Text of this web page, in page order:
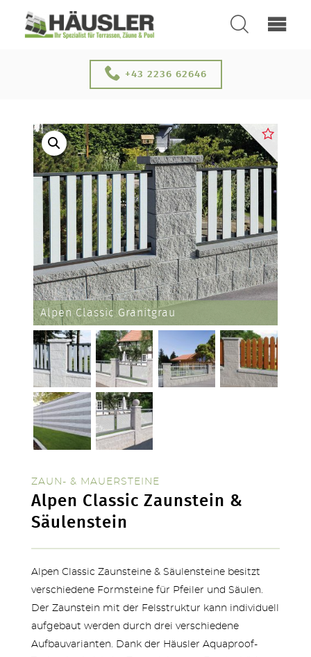
SUCHEN
KONTAKT
SERVICE & NEUHEITEN
TERRASSEN
+43 2236 62646
Alpen Classic Granitgrau
ZAUN- & MAUERSTEINE
Alpen Classic Zaunstein &
Säulenstein
Alpen Classic Zaunsteine & Säulensteine besitzt
verschiedene Formsteine für Pfeiler und Säulen.
Der Zaunstein mit der Felsstruktur kann individuell
aufgebaut werden durch drei verschiedene
Aufbauvarianten. Dank der Häusler Aquaproof-